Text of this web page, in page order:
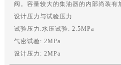
阀。容量较大的集油器的内部尚装
设计压力与试验压力
试验压力:水压试验: 2.5MPa
气密试验: 2MPa
设计压力: 2MPa